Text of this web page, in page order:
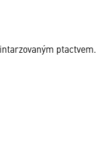
ptactvem.